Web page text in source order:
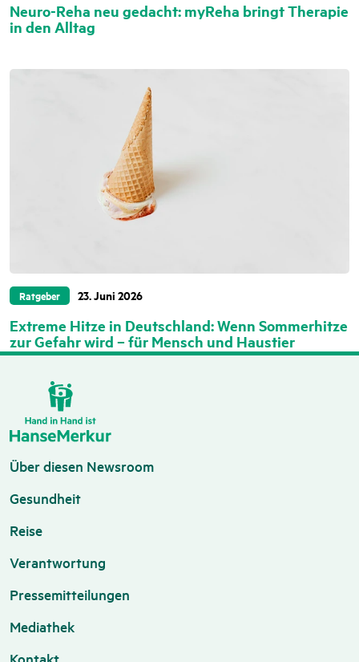
Neuro-Reha neu gedacht: myReha bringt Therapie
in den Alltag
Ratgeber 23. Juni 2026
Extreme Hitze in Deutschland: Wenn Sommerhitze
zur Gefahr wird – für Mensch und Haustier
Über diesen Newsroom
Gesundheit
Reise
Verantwortung
Pressemitteilungen
Mediathek
Kontakt